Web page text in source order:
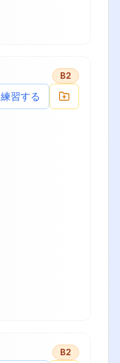
B2
練習する
B2